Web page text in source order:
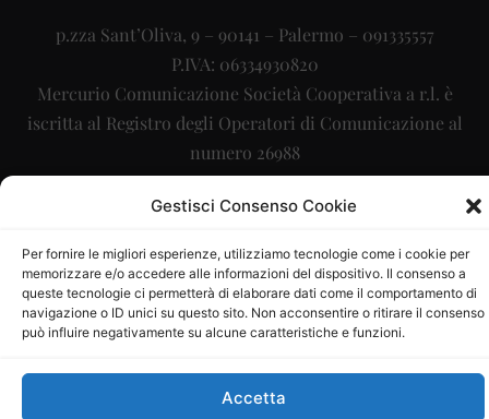
Gestisci Consenso Cookie
Per fornire le migliori esperienze, utilizziamo tecnologie come i cookie per
memorizzare e/o accedere alle informazioni del dispositivo. Il consenso a
queste tecnologie ci permetterà di elaborare dati come il comportamento di
navigazione o ID unici su questo sito. Non acconsentire o ritirare il consenso
può influire negativamente su alcune caratteristiche e funzioni.
Accetta
p.zza Sant’Oliva, 9 – 90141 – Palermo – 091335557
P.IVA: 06334930820
Mercurio Comunicazione Società Cooperativa a r.l. è
iscritta al Registro degli Operatori di Comunicazione al
numero 26988
Sito gestito daLa Digitale srl– info@ladigitale.it